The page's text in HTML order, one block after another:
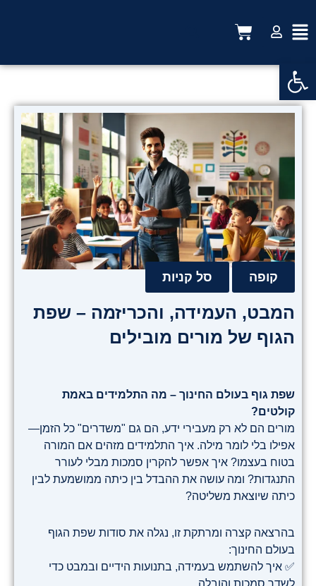
לתוכן
עגלת
קופה סל קניות
המבט, העמידה, והכריזמה – שפת
הגוף של מורים מובילים
שפת גוף בעולם החינוך – מה התלמידים באמת
קולטים?
מורים הם לא רק מעבירי ידע, הם גם "משדרים" כל הזמן—
אפילו בלי לומר מילה. איך התלמידים מזהים אם המורה
בטוח בעצמו? איך אפשר להקרין סמכות מבלי לעורר
התנגדות? ומה עושה את ההבדל בין כיתה ממושמעת לבין
כיתה שיוצאת משליטה?
בהרצאה קצרה ומרתקת זו, נגלה את סודות שפת הגוף
בעולם החינוך:
✅ איך להשתמש בעמידה, בתנועות הידיים ובמבט כדי
לשדר סמכות והובלה
פתח סרגל נגישות